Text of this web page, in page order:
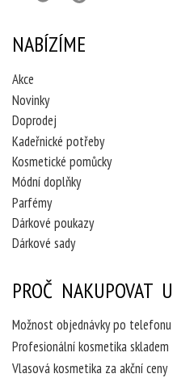
NABÍZÍME
Akce
Novinky
Doprodej
Kadeřnické potřeby
Kosmetické pomůcky
Módní doplňky
Parfémy
Dárkové poukazy
Dárkové sady
PROČ NAKUPOVAT
Možnost objednávky po telefonu
Profesionální kosmetika skladem
Vlasová kosmetika za akční ceny